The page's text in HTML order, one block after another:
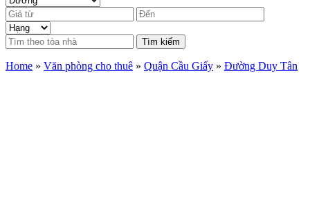
Tìm kiếm
Home » Văn phòng cho thuê » Quận Cầu Giấy » Đường Duy Tân